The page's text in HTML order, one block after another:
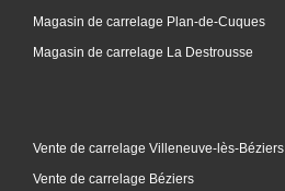
Magasin de carrelage Plan-de-Cuques
Magasin de carrelage La Destrousse
Vente de carrelage Villeneuve-lès-Béziers
Vente de carrelage Béziers